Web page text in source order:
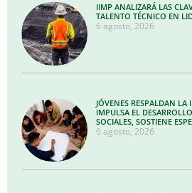
IIMP ANALIZARÁ LAS
TALENTO TÉCNICO EN
6 agosto, 2026
JÓVENES RESPALDAN
IMPULSA EL
SOCIALES, SOSTIENE
6 agosto, 2026